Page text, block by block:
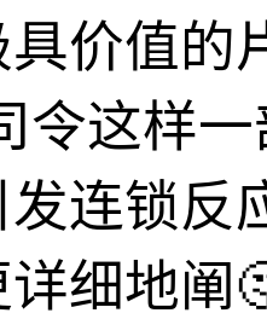
价值的
令这样
连锁反
细地阐